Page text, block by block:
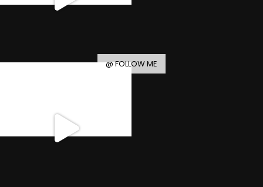
@ FOLLOW ME